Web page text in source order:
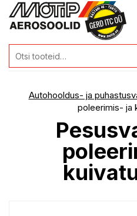
Autohooldus- ja
poleerimis- ja